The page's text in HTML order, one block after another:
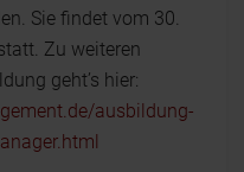
Sie findet vom 30.
Zu weiteren
geht’s hier:
ausbildung-